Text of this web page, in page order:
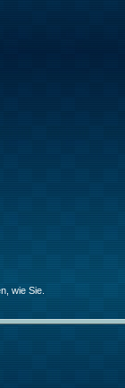
wie Sie.